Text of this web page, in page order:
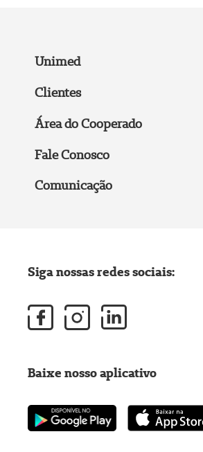
Unimed
Clientes
Área do Cooperado
Fale Conosco
Comunicação
Siga nossas redes sociais:
Baixe nosso aplicativo